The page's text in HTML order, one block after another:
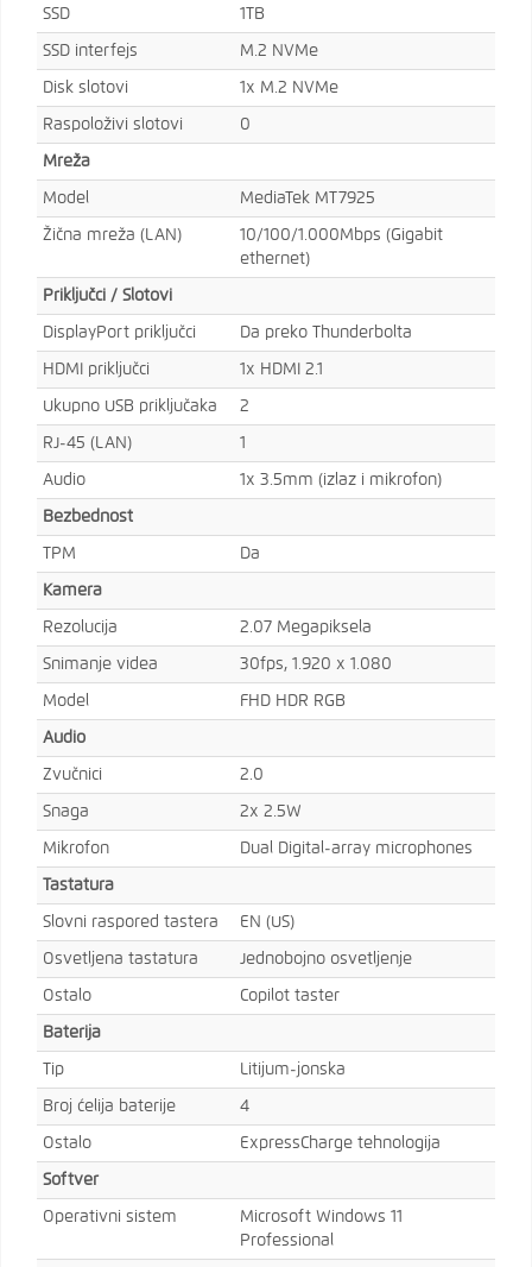
SSD 1TB
SSD interfejs M.2 NVMe
Disk slotovi 1x M.2 NVMe
Raspoloživi slotovi 0
Mreža
Model MediaTek MT7925
Žična mreža (LAN)
10/100/1.000Mbps (Gigabit
ethernet)
Priključci / Slotovi
DisplayPort priključci Da preko Thunderbolta
HDMI priključci 1x HDMI 2.1
Ukupno USB priključaka 2
RJ-45 (LAN) 1
Audio 1x 3.5mm (izlaz i mikrofon)
Bezbednost
TPM Da
Kamera
Rezolucija 2.07 Megapiksela
Snimanje videa 30fps, 1.920 x 1.080
Model FHD HDR RGB
Audio
Zvučnici 2.0
Snaga 2x 2.5W
Mikrofon Dual Digital-array microphones
Tastatura
Slovni raspored tastera EN (US)
Osvetljena tastatura Jednobojno osvetljenje
Ostalo Copilot taster
Baterija
Tip Litijum-jonska
Broj ćelija baterije 4
Ostalo ExpressCharge tehnologija
Softver
Operativni sistem
Microsoft Windows 11
Professional